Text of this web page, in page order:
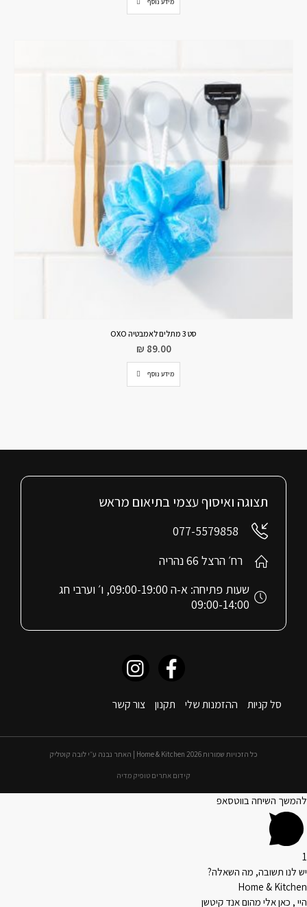
סט 3 מתלים לאמבטיה OXO
₪ 89.00
מידע נוסף
סל קניות ההזמנות שלי תקנון צור קשר
תצוגה ואיסוף עצמי בתיאום מראש
077-5579858
רח׳ הרצל 66 נהריה
שעות פתיחה: א-ה 09:00-19:00, ו׳ וערבי חג
09:00-14:00
כל הזכויות שמורות 2026 Home & Kitchen | האתר נבנה ע״י לובה קוטליק
קידום אתרים טופיק מדיה
להמשך השיחה בווטסאפ
1
יש לנו תשובה, מה השאלה?
Home & Kitchen
היי , כאן אלי מהום אנד קיטשן